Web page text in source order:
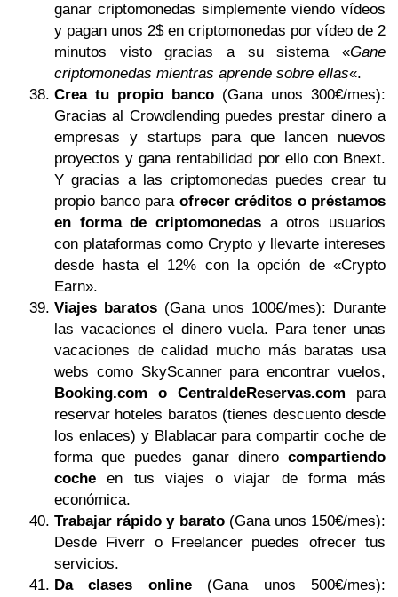
ganar criptomonedas simplemente viendo vídeos
y pagan unos 2$ en criptomonedas por vídeo de 2
minutos visto gracias a su sistema «Gane
criptomonedas mientras aprende sobre ellas«.
Crea tu propio banco (Gana unos 300€/mes):
Gracias al Crowdlending puedes prestar dinero a
empresas y startups para que lancen nuevos
proyectos y gana rentabilidad por ello con Bnext.
Y gracias a las criptomonedas puedes crear tu
propio banco para ofrecer créditos o préstamos
en forma de criptomonedas a otros usuarios
con plataformas como Crypto y llevarte intereses
desde hasta el 12% con la opción de «Crypto
Earn».
Viajes baratos (Gana unos 100€/mes): Durante
las vacaciones el dinero vuela. Para tener unas
vacaciones de calidad mucho más baratas usa
webs como SkyScanner para encontrar vuelos,
Booking.com o CentraldeReservas.com para
reservar hoteles baratos (tienes descuento desde
los enlaces) y Blablacar para compartir coche de
forma que puedes ganar dinero compartiendo
coche en tus viajes o viajar de forma más
económica.
Trabajar rápido y barato(Gana unos 150€/mes):
Desde Fiverr o Freelancer puedes ofrecer tus
servicios.
Da clases online(Gana unos 500€/mes):